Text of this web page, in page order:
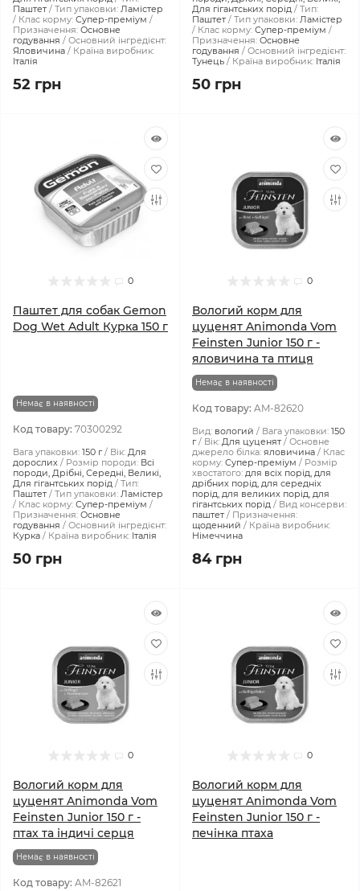
Паштет
Тип упаковки: Ламістер
Клас корму: Супер-преміум
Призначення: Основне
годування
Основний інгредієнт:
Яловичина
Країна виробник:
Італія
52 грн
Для гігантських порід
Тип:
Паштет
Тип упаковки: Ламістер
Клас корму: Супер-преміум
Призначення: Основне
годування
Основний інгредієнт:
Тунець
Країна виробник: Італія
50 грн
0
Паштет для собак Gemon
Dog Wet Adult Курка 150 г
Немає в наявності
Код товару: 70300292
Вага упаковки: 150 г Вік: Для
дорослих
Розмір породи: Всі
породи, Дрібні, Середні, Великі,
Для гігантських порід
Тип:
Паштет
Тип упаковки: Ламістер
Клас корму: Супер-преміум
Призначення: Основне
годування
Основний інгредієнт:
Курка
Країна виробник: Італія
50 грн
0
Вологий корм для
цуценят Animonda Vom
Feinsten Junior 150 г -
яловичина та птиця
Немає в наявності
Код товару: AM-82620
Вид: вологий Вага упаковки: 150
г
Вік: Для цуценят
Основне
джерело білка: яловичина
Клас
корму: Супер-преміум
Розмір
хвостатого: для всіх порід, для
дрібних порід, для середніх
порід, для великих порід, для
гігантських порід
Вид консерви:
паштет
Призначення:
щоденний
Країна виробник:
Німеччина
84 грн
0
Вологий корм для
цуценят Animonda Vom
Feinsten Junior 150 г -
птах та індичі серця
Немає в наявності
Код товару: AM-82621
0
Вологий корм для
цуценят Animonda Vom
Feinsten Junior 150 г -
печінка птаха